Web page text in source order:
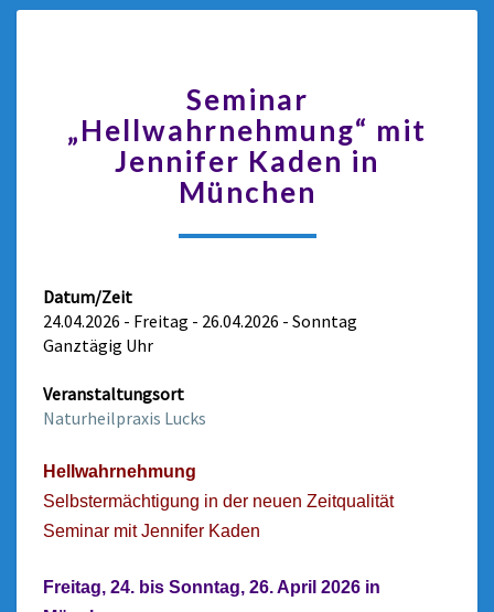
Seminar
„Hellwahrnehmung“ mit
Jennifer Kaden in
München
Datum/Zeit
24.04.2026 - Freitag - 26.04.2026 - Sonntag
Ganztägig Uhr
Veranstaltungsort
Naturheilpraxis Lucks
Hellwahrnehmung
Selbstermächtigung in der neuen Zeitqualität
Seminar mit Jennifer Kaden
Freitag, 24. bis Sonntag, 26. April 2026 in